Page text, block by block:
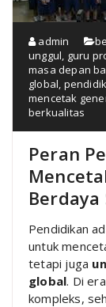
admin
unggul, guru
masa depan
global,
mencetak
berkualitas
Peran
Berdaya
Pendidikan
untuk
tetapi juga
global. Di
kompleks,